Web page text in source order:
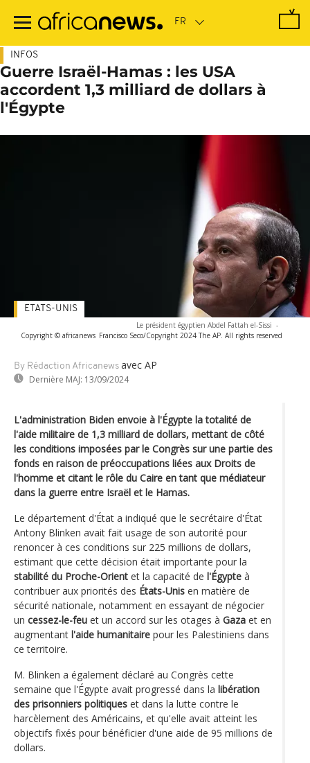
contenu
INFOS
Guerre Israël-Hamas : les USA
accordent 1,3 milliard de dollars à
l'Égypte
Le président égyptien Abdel Fattah el-Sissi -
Copyright © africanews Francisco Seco/Copyright 2024 The AP. All rights reserved
By Rédaction Africanews avec AP
Dernière MAJ: 13/09/2024
ETATS-UNIS
L'administration Biden envoie à l'Égypte la totalité de
l'aide militaire de 1,3 milliard de dollars, mettant de côté
les conditions imposées par le Congrès sur une partie des
fonds en raison de préoccupations liées aux Droits de
l'homme et citant le rôle du Caire en tant que médiateur
dans la guerre entre Israël et le Hamas.
Le département d'État a indiqué que le secrétaire d'État
Antony Blinken avait fait usage de son autorité pour
renoncer à ces conditions sur 225 millions de dollars,
estimant que cette décision était importante pour la
stabilité du Proche-Orient et la capacité de l'Égypte à
contribuer aux priorités des États-Unis en matière de
sécurité nationale, notamment en essayant de négocier
un cessez-le-feu et un accord sur les otages à Gaza et en
augmentant l'aide humanitaire pour les Palestiniens dans
ce territoire.
M. Blinken a également déclaré au Congrès cette
semaine que l'Égypte avait progressé dans la libération
des prisonniers politiques et dans la lutte contre le
harcèlement des Américains, et qu'elle avait atteint les
objectifs fixés pour bénéficier d'une aide de 95 millions de
dollars.